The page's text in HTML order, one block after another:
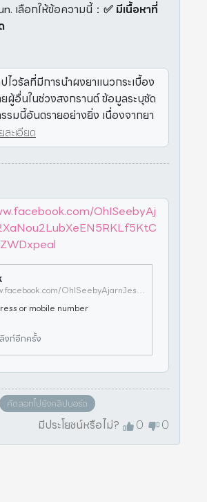
เลือกให้ข้อความนี้： ✅ มีเนื้อหาที่
วรัลที่มีการนำผงยาแนวกระเบื้อง
ผู้อื่นในช่วงสงกรานต์ ข้อมูลระบุชัด
รมนี้อันตรายอย่างยิ่ง เนื่องจากยา
ละเอียด
OhISeebyAj
https://www.facebook.com/OhISeebyAjarnJess/posts/pfbid032Fcvjb9K1V1f3dcJSqNUPjiNWD2XaNou2LubXeEN5RKLf5KtCuD4Ujw8sZWDxpeal
or mobile number
งก์อีกครั้ง
คัดลอกไปยังคลิปบอร์ด
มีประโยชน์หรือไม่? 0 0